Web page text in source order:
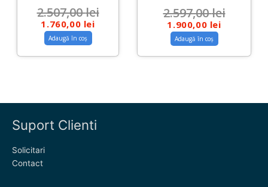
2.507,00lei
1.760,00 lei
Adaugă în coș
2.597,00lei
1.900,00 lei
Adaugă în coș
Suport Clienti
Solicitari
Contact